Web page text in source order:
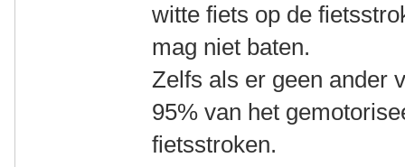
witte fiets op de
mag niet baten.
Zelfs als er geen ander
95% van het
fietsstroken.